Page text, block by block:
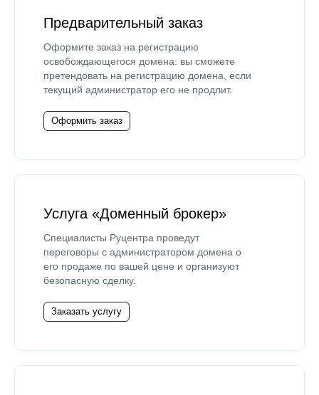
Предварительный заказ
Оформите заказ на регистрацию
освобождающегося домена: вы сможете
претендовать на регистрацию домена, если
текущий администратор его не продлит.
Оформить заказ
Услуга «Доменный брокер»
Специалисты Руцентра проведут
переговоры с администратором домена о
его продаже по вашей цене и организуют
безопасную сделку.
Заказать услугу